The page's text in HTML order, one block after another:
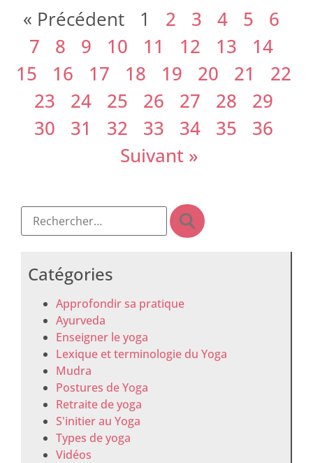
« Précédent 1 2 3 4 5
6
7
8 9 10 11 12 13
14
15
16 17 18 19 20 21
22
23
24 25 26 27 28
29
30
31 32 33 34 35
36
Suivant »
Catégories
Approfondir sa pratique
Ayurveda
Enseigner le yoga
Lexique et terminologie du Yoga
Mudra
Postures de Yoga
Retraite de yoga
S'initier au Yoga
Types de yoga
Vidéos